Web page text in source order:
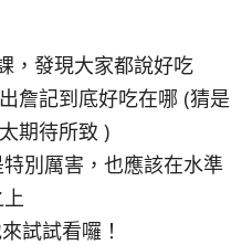
，發現大家都說好吃
詹記到底好吃在哪 (猜是
期待所致 )
別厲害，也應該在水準
試試看囉！